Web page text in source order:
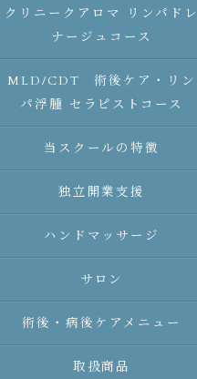
クリニークアロマ リンパドレ
ナージュコース
MLD/CDT 術後ケア・リン
パ浮腫 セラピストコース
当スクールの特徴
独立開業支援
ハンドマッサージ
サロン
術後・病後ケアメニュー
取扱商品